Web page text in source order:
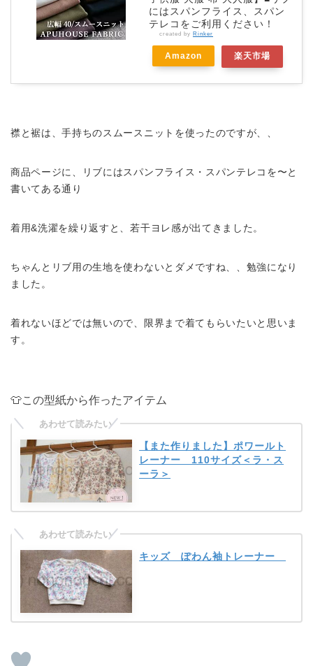
にはスパンフライス、スパン
テレコをご利用ください！
created by Rinker
Amazon 楽天市場
襟と裾は、手持ちのスムースニットを使ったのですが、、
商品ページに、リブにはスパンフライス・スパンテレコを〜と
書いてある通り
着用&洗濯を繰り返すと、若干ヨレ感が出てきました。
ちゃんとリブ用の生地を使わないとダメですね、、勉強になり
ました。
着れないほどでは無いので、限界まで着てもらいたいと思いま
す。
👕この型紙から作ったアイテム
【また作りました】ポワールト
レーナー 110サイズ＜ラ・ス
ーラ＞
キッズ ぽわん袖トレーナー